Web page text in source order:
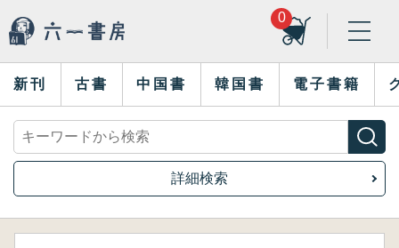
0
新刊 古書 中国書 韓国書 電子書籍
詳細検索